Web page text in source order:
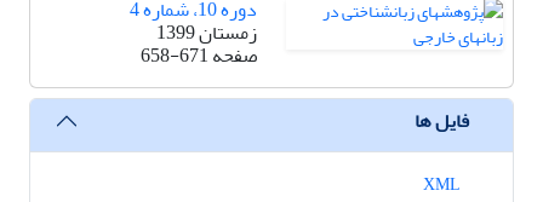
دوره 10، شماره 4
زمستان 1399
صفحه658-671
فایل ها